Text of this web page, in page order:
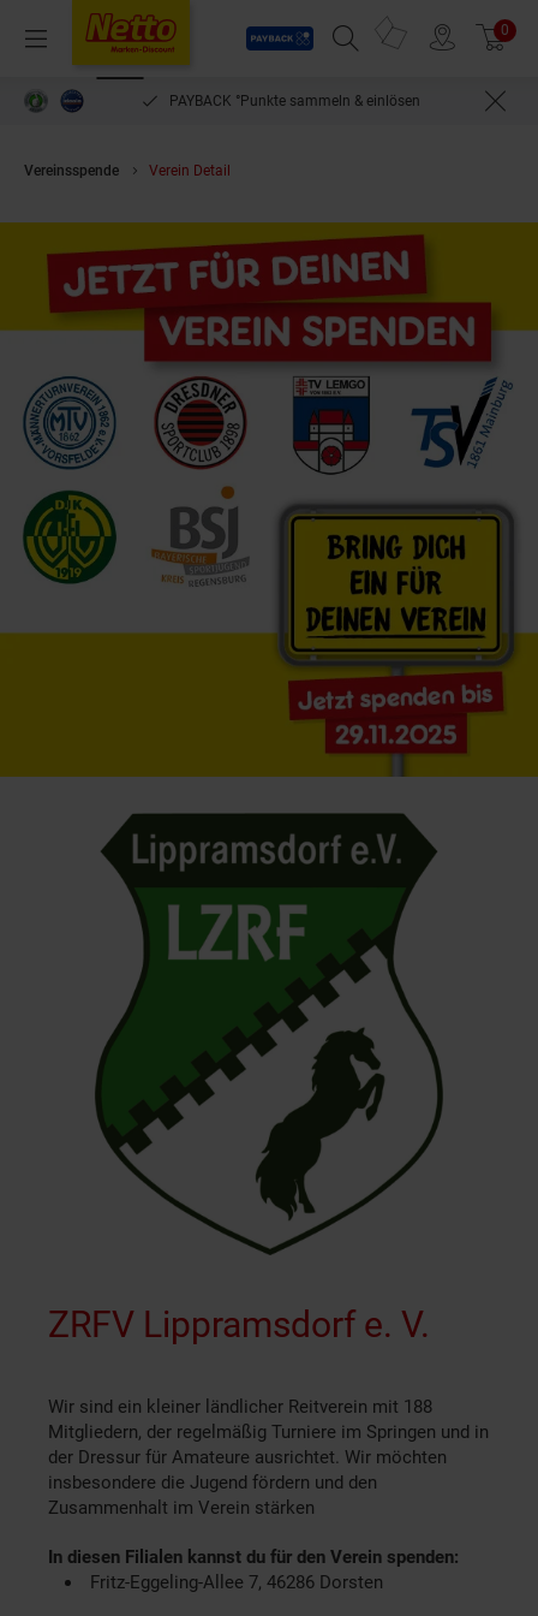
Menü
Payback
Suchfeld einblenden
Prospekte 0
PAYBACK °Punkte sammeln & einlösen
Vereinsspende Verein Detail
ZRFV Lippramsdorf e. V.
Wir sind ein kleiner ländlicher Reitverein mit 188
Mitgliedern, der regelmäßig Turniere im Springen und in
der Dressur für Amateure ausrichtet. Wir möchten
insbesondere die Jugend fördern und den
Zusammenhalt im Verein stärken
In diesen Filialen kannst du für den Verein spenden:
Fritz-Eggeling-Allee 7, 46286 Dorsten